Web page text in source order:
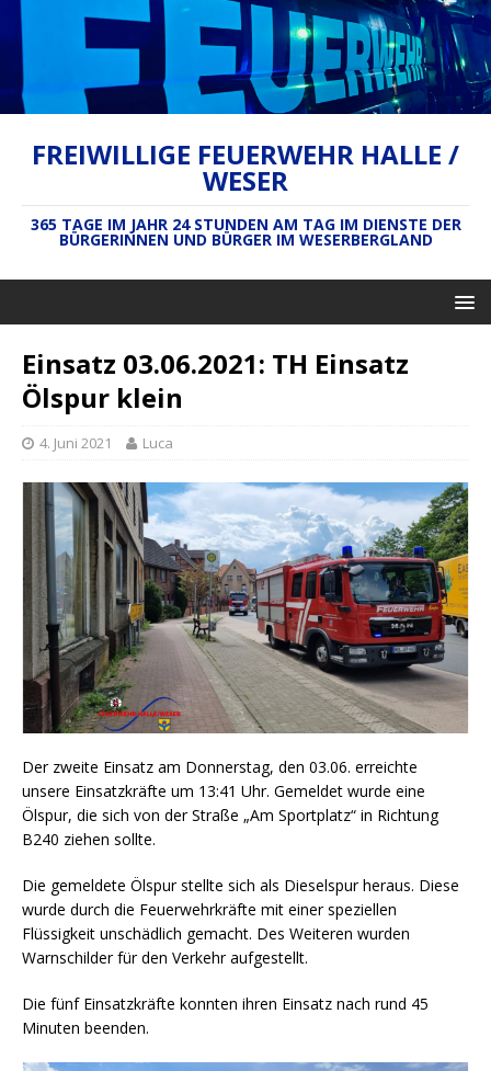
FREIWILLIGE FEUERWEHR HALLE /
WESER
365 TAGE IM JAHR 24 STUNDEN AM TAG IM DIENSTE DER
BÜRGERINNEN UND BÜRGER IM WESERBERGLAND
Einsatz 03.06.2021: TH Einsatz
Ölspur klein
4. Juni 2021 Luca
Der zweite Einsatz am Donnerstag, den 03.06. erreichte
unsere Einsatzkräfte um 13:41 Uhr. Gemeldet wurde eine
Ölspur, die sich von der Straße „Am Sportplatz“ in Richtung
B240 ziehen sollte.
Die gemeldete Ölspur stellte sich als Dieselspur heraus. Diese
wurde durch die Feuerwehrkräfte mit einer speziellen
Flüssigkeit unschädlich gemacht. Des Weiteren wurden
Warnschilder für den Verkehr aufgestellt.
Die fünf Einsatzkräfte konnten ihren Einsatz nach rund 45
Minuten beenden.